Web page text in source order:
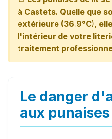
à Castets. Quelle que
extérieure (36.9°C),
l'intérieur de votre
traitement
Le danger
aux